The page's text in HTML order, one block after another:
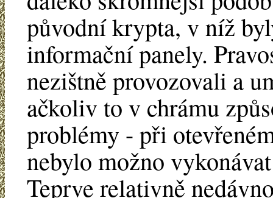
původní krypta, v níž
informační panely.
nezištně provozovali a
ačkoliv to v chrámu
problémy - při
nebylo možno
Teprve relativně